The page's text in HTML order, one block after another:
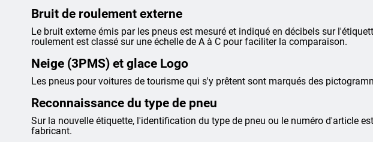
Bruit de roulement externe
Le bruit externe émis par les pneus est mesuré et indiqué en décibels sur
roulement est classé sur une échelle de A à C pour faciliter la comparaison.
Neige (3PMS) et glace Logo
Les pneus pour voitures de tourisme qui s'y prêtent sont marqués des
Reconnaissance du type de pneu
Sur la nouvelle étiquette, l'identification du type de pneu ou le numéro d'article
fabricant.